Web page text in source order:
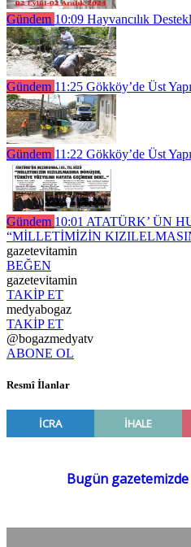
Gündem 10:09 Hayvancılık
Gündem 11:25 Gökköy’de Üst
Gündem 11:22 Gökköy’de Üst
Gündem 10:01 ATATÜRK’ ÜN
“MİLLETİMİZİN
gazetevitamin
BEĞEN
gazetevitamin
TAKİP ET
medyabogaz
TAKİP ET
@bogazmedyatv
ABONE OL
Resmî İlanlar